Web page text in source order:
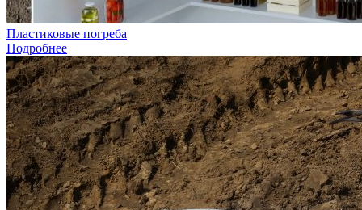
Пластиковые погреба
Подробнее